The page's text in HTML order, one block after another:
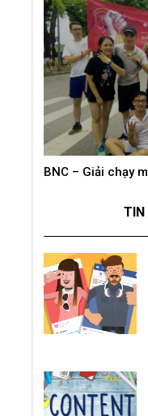
BNC – Giải chạy
Không khí cổ vũ